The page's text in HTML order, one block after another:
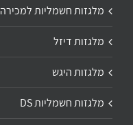
מלגזות חשמליות למכירה
מלגזות דיזל
מלגזות היגש
מלגזות חשמליות DS